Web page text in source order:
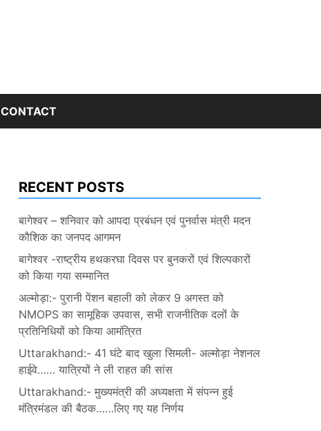
CONTACT
RECENT POSTS
बागेश्वर – शनिवार को आपदा प्रबंधन एवं पुनर्वास मंत्री मदन
कौशिक का जनपद आगमन
बागेश्वर -राष्ट्रीय हथकरघा दिवस पर बुनकरों एवं शिल्पकारों
को किया गया सम्मानित
अल्मोड़ा:- पुरानी पेंशन बहाली को लेकर 9 अगस्त को
NMOPS का सामूहिक उपवास, सभी राजनीतिक दलों के
प्रतिनिधियों को किया आमंत्रित
Uttarakhand:- 41 घंटे बाद खुला सिमली- अल्मोड़ा नेशनल
हाईवे…… यात्रियों ने ली राहत की सांस
Uttarakhand:- मुख्यमंत्री की अध्यक्षता में संपन्न हुई
मंत्रिमंडल की बैठक……लिए गए यह निर्णय